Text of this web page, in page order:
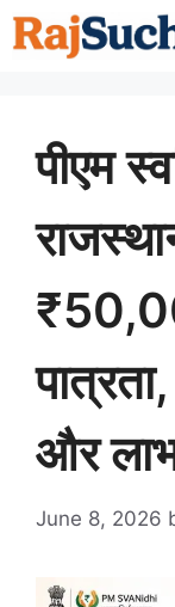
Skip
to
पीएम
और
June 8, 2026